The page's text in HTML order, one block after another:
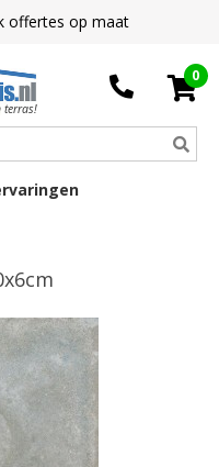
offertes op maat
terras!
0